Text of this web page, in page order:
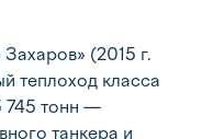
(2015 г.
теплоход класса
745 тонн —
танкера и